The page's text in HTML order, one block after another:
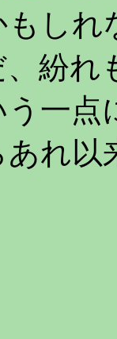
しれ
紛れ
う一点
あれ以